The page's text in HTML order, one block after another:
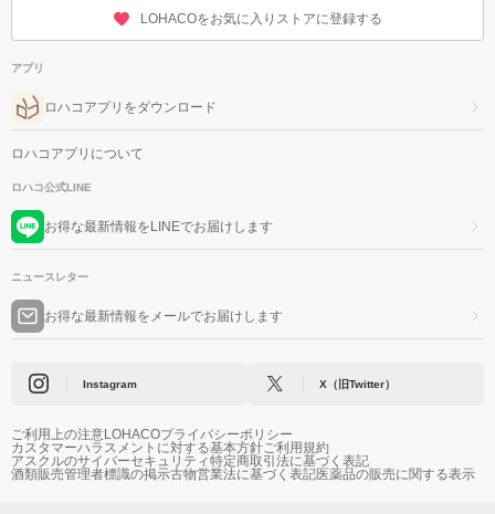
LOHACOをお気に入りストアに登録する
アプリ
ロハコアプリをダウンロード
ロハコアプリについて
ロハコ公式LINE
お得な最新情報をLINEでお届けします
ニュースレター
お得な最新情報をメールでお届けします
Instagram X（旧Twitter）
ご利用上の注意LOHACOプライバシーポリシー
カスタマーハラスメントに対する基本方針ご利用規約
アスクルのサイバーセキュリティ特定商取引法に基づく表記
酒類販売管理者標識の掲示古物営業法に基づく表記医薬品の販売に関する表示